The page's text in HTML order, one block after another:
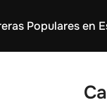
Populares en